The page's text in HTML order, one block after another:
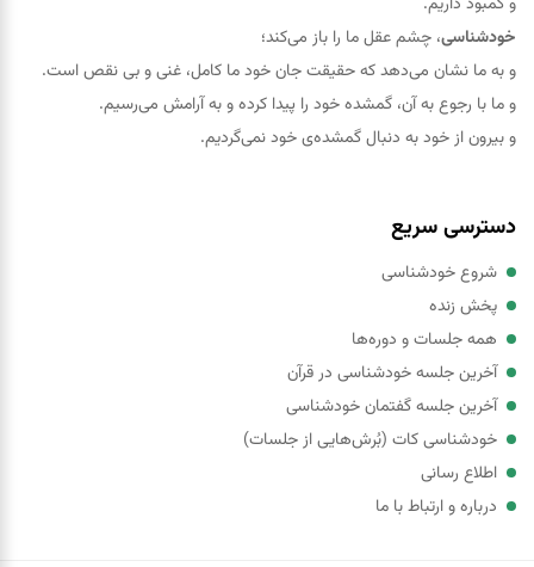
خودشناسی، چشم عقل ما را باز می‌کند؛
و به ما نشان می‌دهد که حقيقت جان خود ما کامل، غنی و بی نقص است.
و ما با رجوع به آن، گمشده خود را پيدا کرده و به آرامش می‌رسیم.
و بیرون از خود به دنبال گمشده‌ی خود نمی‌گردیم.
دسترسی سریع
شروع خودشناسی
پخش زنده
همه جلسات و دوره‌ها
آخرین جلسه خودشناسی در قرآن
آخرین جلسه گفتمان خودشناسی
خودشناسی کات (بُرش‌هایی از جلسات)
اطلاع رسانی
درباره و ارتباط با ما